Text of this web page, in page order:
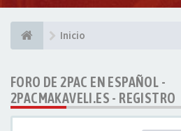
Inicio
FORO DE 2PAC EN ESPAÑOL -
2PACMAKAVELI.ES - REGISTRO